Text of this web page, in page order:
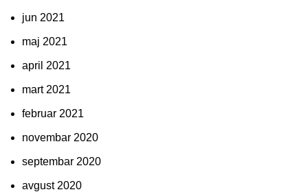
jun 2021
maj 2021
april 2021
mart 2021
februar 2021
novembar 2020
septembar 2020
avgust 2020